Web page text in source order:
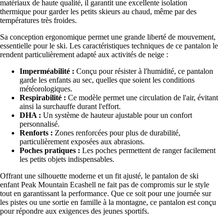
matériaux de haute qualité, il garantit une excellente isolation
thermique pour garder les petits skieurs au chaud, même par des
températures très froides.
Sa conception ergonomique permet une grande liberté de mouvement,
essentielle pour le ski. Les caractéristiques techniques de ce pantalon le
rendent particulièrement adapté aux activités de neige :
Imperméabilité : Conçu pour résister à l'humidité, ce pantalon
garde les enfants au sec, quelles que soient les conditions
météorologiques.
Respirabilité : Ce modèle permet une circulation de l'air, évitant
ainsi la surchauffe durant l'effort.
DHA : Un système de hauteur ajustable pour un confort
personnalisé.
Renforts : Zones renforcées pour plus de durabilité,
particulièrement exposées aux abrasions.
Poches pratiques : Les poches permettent de ranger facilement
les petits objets indispensables.
Offrant une silhouette moderne et un fit ajusté, le pantalon de ski
enfant Peak Mountain Ecashell ne fait pas de compromis sur le style
tout en garantissant la performance. Que ce soit pour une journée sur
les pistes ou une sortie en famille à la montagne, ce pantalon est conçu
pour répondre aux exigences des jeunes sportifs.